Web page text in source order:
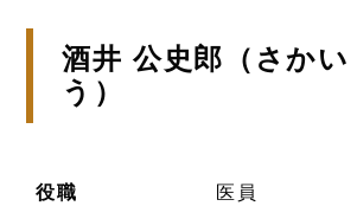
酒井 公史郎（さかい
う）
役職 医員